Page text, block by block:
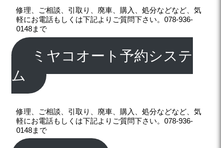
修理、ご相談、引取り、廃車、購入、処分などなど、気
軽にお電話もしくは下記よりご質問下さい。078-936-
0148まで
ミヤコオート予約システ
ム
修理、ご相談、引取り、廃車、購入、処分などなど、気
軽にお電話もしくは下記よりご質問下さい。078-936-
0148まで